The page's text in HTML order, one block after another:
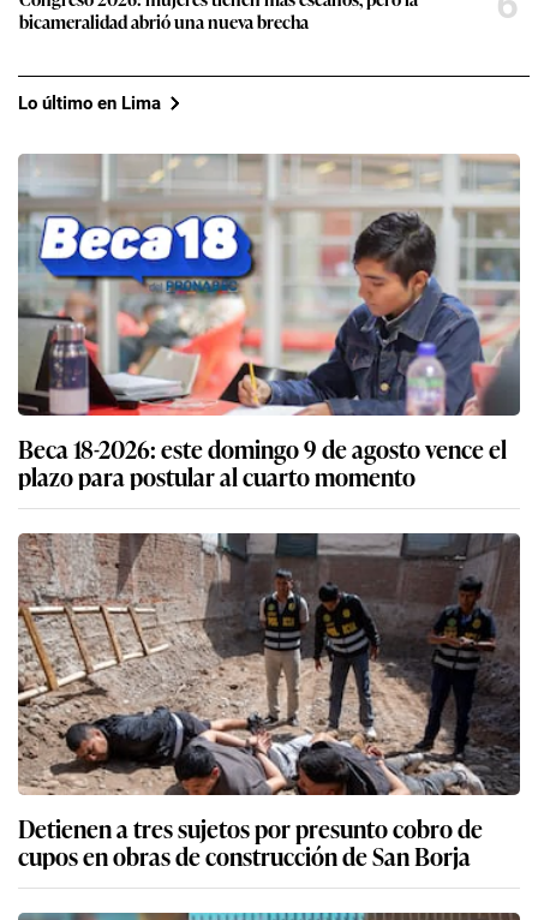
bicameralidad abrió una nueva brecha
Lo último en Lima
Beca 18-2026: este domingo 9 de agosto vence el
plazo para postular al cuarto momento
Detienen a tres sujetos por presunto cobro de
cupos en obras de construcción de San Borja